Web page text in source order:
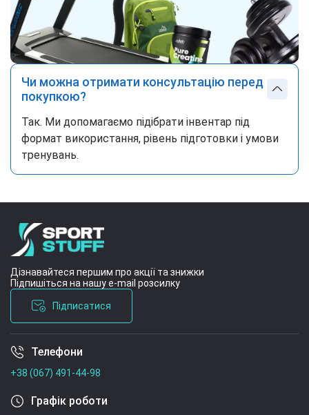
Чи можна отримати консультацію перед
покупкою?
Так. Ми допомагаємо підібрати інвентар під
формат використання, рівень підготовки і умови
тренувань.
Дізнавайтеся першим про акції та знижки
Підпишіться на нашу e-mail розсилку
Підписатися
Умови угоди
Телефони
+38 (067) 491-44-98
Графік роботи